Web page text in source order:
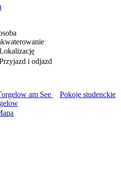
i odjazd
am See
Pokoje studenckie